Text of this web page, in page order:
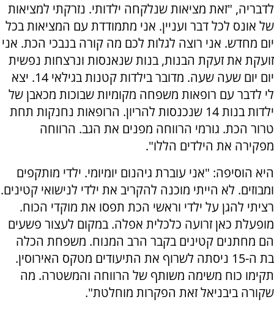
לדבריה, "זאת מציאות שנלקחה ילדותי. נזרקתי למציאות
של אונס לכל דבר ועניין. אני מתמודדת עם המציאות בכל
יום מחדש. אני רוצה לגלות לכם מה קורה בנבכי הכת. אני
זועקת את זעקת הבנות, בנות שנאנסות ונרצחות נפשית
יום יום שעה שעה. מדובר בילדות קטנות בגילאי 14. יצא
לי לדבר עם רופאות משפחה מקומיות שבוכות מכאבן של
ילדות בנות 14 שנכנסות להריון. הרופאות נחנקות תחת
טרור הכת. גורמי הרווחה מפנים את הגב. הרווחה
מפקירה את הילדים הללו".
היא הוסיפה: "אני עוברת גיהנום יומיומי. ילדי מותקפים
ומבוזים. לא הייתי מוכנה להקריב את ילדי לנישואי קטינים.
רציתי להגן על ילדי וראשי הכת תפסו את מוקדי הכוח.
מופעלת כאן זרועה כלכלית אפלה. במקום לעצור פשעים
הם מחתנים קטינים בקבר הרב המנוח. משפחת הכלה
בת ה-15 ניסתה לשרוף את התיעודים מטקס האירוסין.
תקימו כוח משימה משותף של הרווחה והמשטרה. מה
שקורה ביבניאל זאת הפקרות מוחלטת".